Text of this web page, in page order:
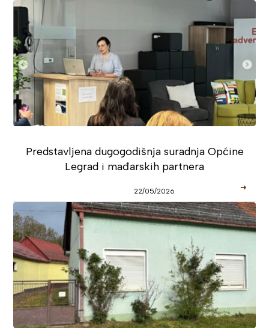
Predstavljena dugogodišnja suradnja Općine
Legrad i mađarskih partnera
22/05/2026 ➜